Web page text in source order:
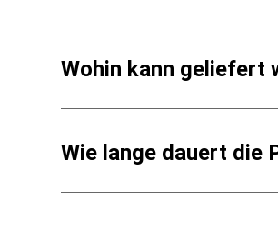
Ihren Gegebenheiten passt.
Sollten Sie sich bereits sicher
ein maßgeschneidertes Angebot
Wohin kann geliefert
Wie lange dauert die